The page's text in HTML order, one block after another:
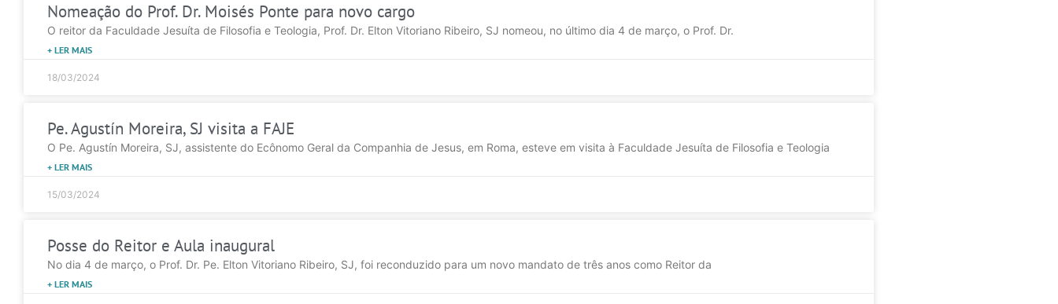
Nomeação do Prof. Dr. Moisés Ponte para novo cargo
O reitor da Faculdade Jesuíta de Filosofia e Teologia, Prof. Dr. Elton Vitoriano Ribeiro, SJ nomeou, no último dia 4 de março, o Prof. Dr.
+ LER MAIS
18/03/2024
Pe. Agustín Moreira, SJ visita a FAJE
O Pe. Agustín Moreira, SJ, assistente do Ecônomo Geral da Companhia de Jesus, em Roma, esteve em visita à Faculdade Jesuíta de Filosofia e Teologia
+ LER MAIS
15/03/2024
Posse do Reitor e Aula inaugural
No dia 4 de março, o Prof. Dr. Pe. Elton Vitoriano Ribeiro, SJ, foi reconduzido para um novo mandato de três anos como Reitor da
+ LER MAIS